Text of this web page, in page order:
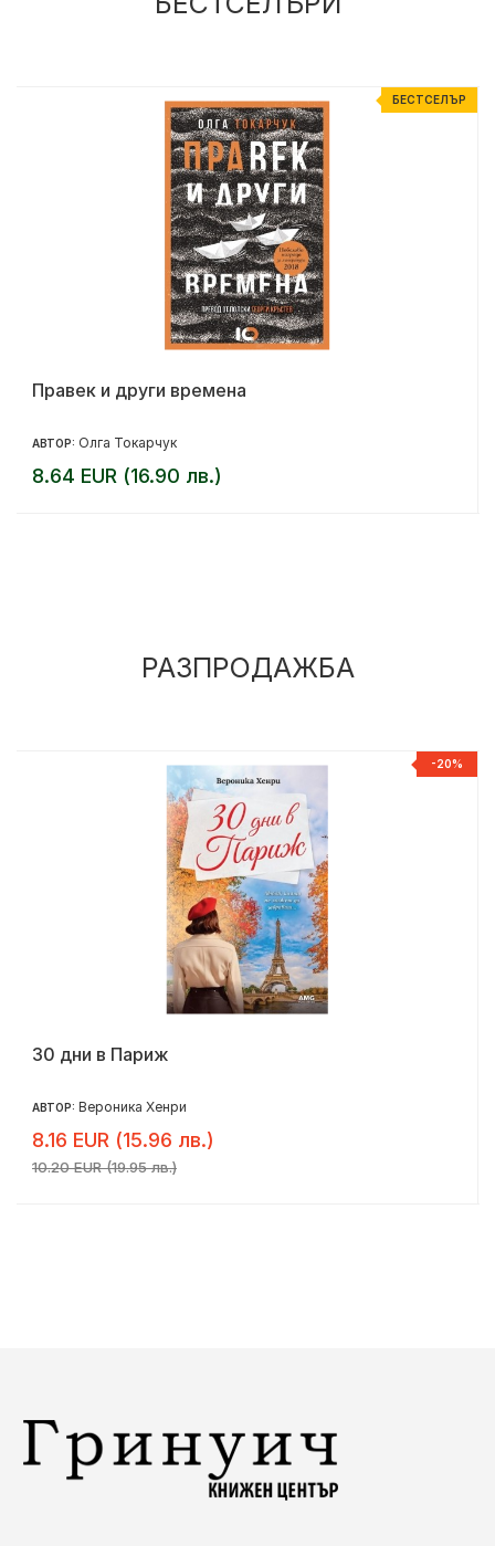
БЕСТСЕЛЪР
Правек и други времена
АВТОР: Олга Токарчук
8.64 EUR (16.90 лв.)
РАЗПРОДАЖБА
-20%
30 дни в Париж
АВТОР: Вероника Хенри
8.16 EUR (15.96 лв.)
10.20 EUR (19.95 лв.)